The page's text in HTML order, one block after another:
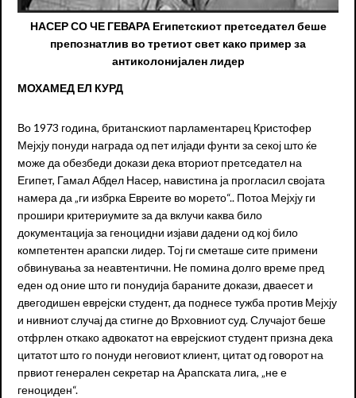
НАСЕР СО ЧЕ ГЕВАРА Египетскиот претседател беше
препознатлив во третиот свет како пример за
антиколонијален лидер
МОХАМЕД ЕЛ КУРД
Во 1973 година, британскиот парламентарец Кристофер
Мејхју понуди награда од пет илјади фунти за секој што ќе
може да обезбеди докази дека вториот претседател на
Египет, Гамал Абдел Насер, навистина ја прогласил својата
намера да „ги избрка Евреите во морето“.. Потоа Мејхју ги
прошири критериумите за да вклучи каква било
документација за геноцидни изјави дадени од кој било
компетентен арапски лидер. Тој ги сметаше сите примени
обвинувања за неавтентични. Не помина долго време пред
еден од оние што ги понудија бараните докази, дваесет и
двегодишен еврејски студент, да поднесе тужба против Мејхју
и нивниот случај да стигне до Врховниот суд. Случајот беше
отфрлен откако адвокатот на еврејскиот студент призна дека
цитатот што го понуди неговиот клиент, цитат од говорот на
првиот генерален секретар на Арапската лига, „не е
геноциден“.